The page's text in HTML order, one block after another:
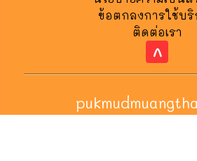
ข้อตกลงการใช้บริ
ติดต่อเรา
^